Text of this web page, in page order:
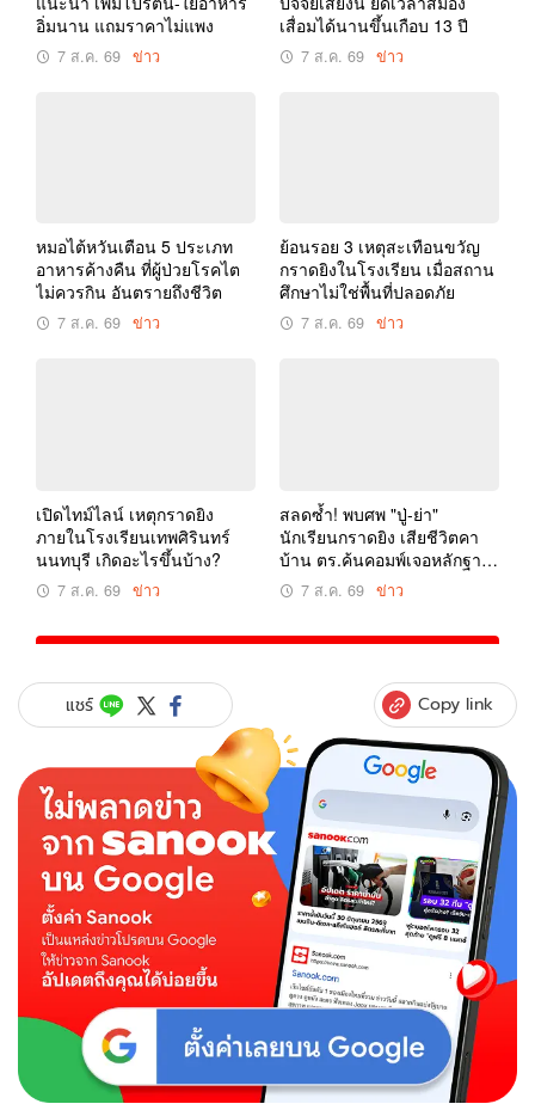
แชร์ Copy link